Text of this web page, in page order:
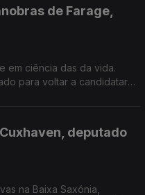
de Farage,
em ciência das da vida.
para voltar a candidatar-
deputado
na Baixa Saxónia,